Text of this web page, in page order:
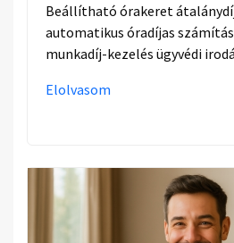
Beállítható órakeret
automatikus óradíjas
munkadíj-kezelés ügyvédi
Elolvasom